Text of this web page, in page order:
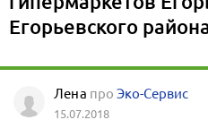
Егорьевского
Лена про Эко-Сервис
15.07.2018